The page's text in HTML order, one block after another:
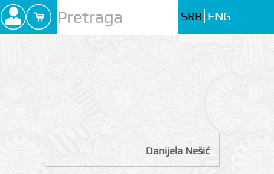
SRB ENG
Danijela Nešić